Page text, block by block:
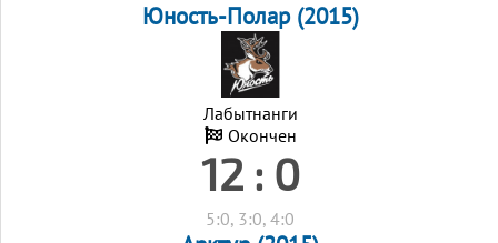
Юность-Полар (2015)
Лабытнанги
Окончен
12 : 0
5:0, 3:0, 4:0